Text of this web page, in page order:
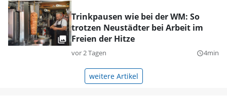
Trinkpausen wie bei der WM: So
trotzen Neustädter bei Arbeit im
Freien der Hitze
vor 2 Tagen query_builder4min
weitere Artikel